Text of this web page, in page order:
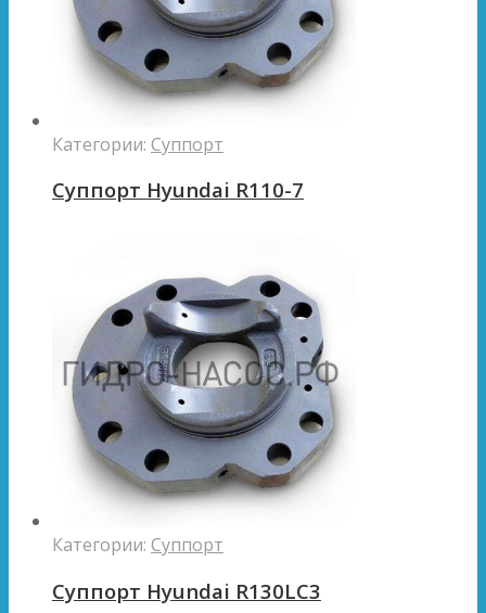
Категории: Суппорт
Суппорт Hyundai R110-7
Категории: Суппорт
Суппорт Hyundai R130LC3